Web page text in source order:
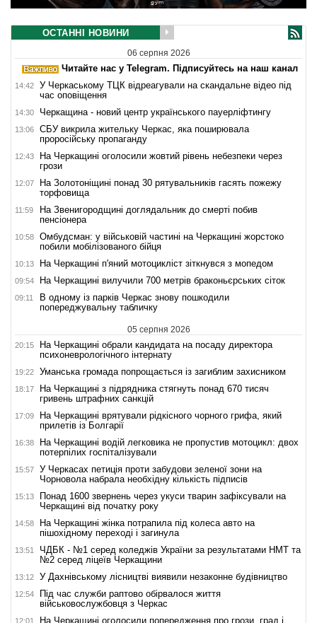
ОСТАННІ НОВИНИ
06 серпня 2026
Читайте нас у Telegram. Підписуйтесь на наш канал
14:42
У Черкаському ТЦК відреагували на скандальне відео під
час оповіщення
14:30 Черкащина - новий центр українського пауерліфтингу
13:06
СБУ викрила жительку Черкас, яка поширювала
проросійську пропаганду
12:43
На Черкащині оголосили жовтий рівень небезпеки через
грози
12:07
На Золотоніщині понад 30 рятувальників гасять пожежу
торфовища
11:59
На Звенигородщині доглядальник до смерті побив
пенсіонера
10:58
Омбудсман: у військовій частині на Черкащині жорстоко
побили мобілізованого бійця
10:13 На Черкащині п'яний мотоцикліст зіткнувся з мопедом
09:54 На Черкащині вилучили 700 метрів браконьєрських сіток
09:11
В одному із парків Черкас знову пошкодили
попереджувальну табличку
05 серпня 2026
20:15
На Черкащині обрали кандидата на посаду директора
психоневрологічного інтернату
19:22 Уманська громада попрощається із загиблим захисником
18:17
На Черкащині з підрядника стягнуть понад 670 тисяч
гривень штрафних санкцій
17:09
На Черкащині врятували рідкісного чорного грифа, який
прилетів із Болгарії
16:38
На Черкащині водій легковика не пропустив мотоцикл: двох
потерпілих госпіталізували
15:57
У Черкасах петиція проти забудови зеленої зони на
Чорновола набрала необхідну кількість підписів
15:13
Понад 1600 звернень через укуси тварин зафіксували на
Черкащині від початку року
14:58
На Черкащині жінка потрапила під колеса авто на
пішохідному переході і загинула
13:51
ЧДБК - №1 серед коледжів України за результатами НМТ та
№2 серед ліцеїв Черкащини
13:12 У Дахнівському лісництві виявили незаконне будівництво
12:54
Під час служби раптово обірвалося життя
військовослужбовця з Черкас
12:01 На Черкащині оголосили попередження про грози, град і